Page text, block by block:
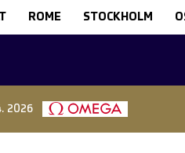
ROME STOCKHOLM
2026